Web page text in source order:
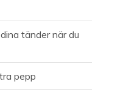
tänder när du
pepp